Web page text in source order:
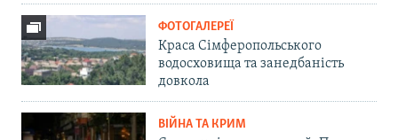
ФОТОГАЛЕРЕЇ
Краса Сімферопольського
водосховища та занедбаність
довкола
ВІЙНА ТА КРИМ